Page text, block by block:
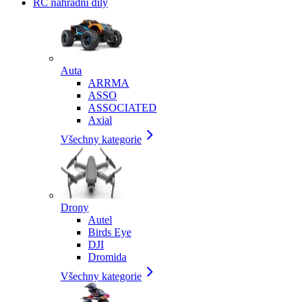
RC náhradní díly
Auta
ARRMA
ASSO
ASSOCIATED
Axial
Všechny kategorie
Drony
Autel
Birds Eye
DJI
Dromida
Všechny kategorie